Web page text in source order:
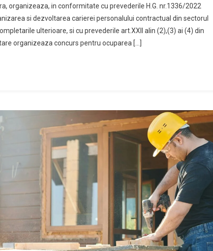
organizeaza, in conformitate cu prevederile H.G. nr.1336/2022
si dezvoltarea carierei personalului contractual din sectorul
ulterioare, si cu prevederile art.XXII alin (2),(3) ai (4) din
organizeaza concurs pentru ocuparea […]